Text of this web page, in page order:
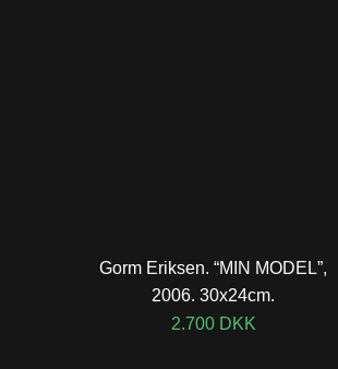
Gorm Eriksen. “MIN MODEL”,
2006. 30x24cm.
2.700 DKK